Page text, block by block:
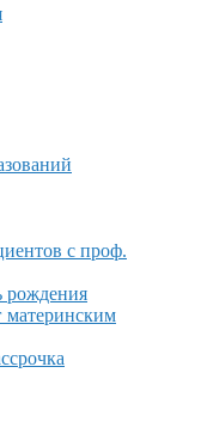
с проф.
рождения
материнским